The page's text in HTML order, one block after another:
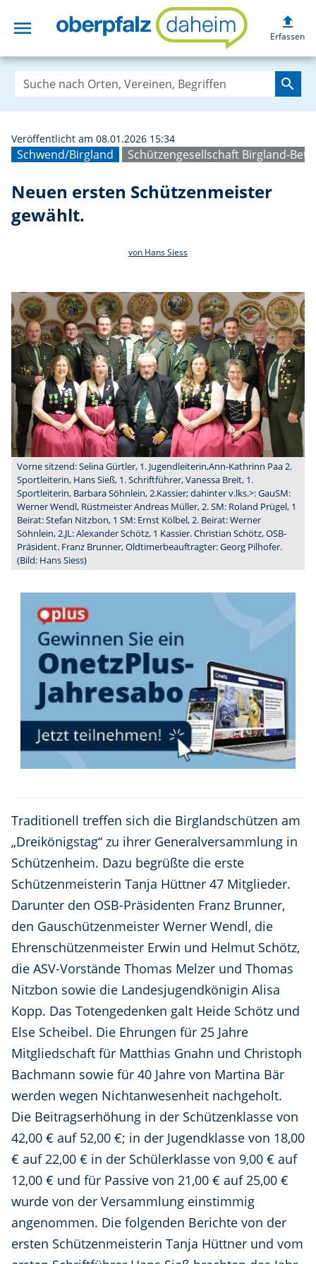
menu Neuen ersten
upload
Erfassen
search
Schwend/Birgland Schützengesellschaft Birgland-
Veröffentlicht am 08.01.2026 15:34
Neuen ersten Schützenmeister
gewählt.
von Hans Siess
Vorne sitzend: Selina Gürtler, 1. Jugendleiterin,Ann-Kathrinn Paa 2.
Sportleiterin, Hans Sieß, 1. Schriftführer, Vanessa Breit, 1.
Sportleiterin, Barbara Söhnlein, 2.Kassier; dahinter v.lks.>: GauSM:
Werner Wendl, Rüstmeister Andreas Müller, 2. SM: Roland Prügel, 1
Beirat: Stefan Nitzbon, 1 SM: Ernst Kölbel, 2. Beirat: Werner
Söhnlein, 2.JL: Alexander Schötz, 1 Kassier. Christian Schötz, OSB-
Präsident. Franz Brunner, Oldtimerbeauftragter: Georg Pilhofer.
(Bild: Hans Siess)
Traditionell treffen sich die Birglandschützen am
„Dreikönigstag“ zu ihrer Generalversammlung in
Schützenheim. Dazu begrüßte die erste
Schützenmeisterin Tanja Hüttner 47 Mitglieder.
Darunter den OSB-Präsidenten Franz Brunner,
den Gauschützenmeister Werner Wendl, die
Ehrenschützenmeister Erwin und Helmut Schötz,
die ASV-Vorstände Thomas Melzer und Thomas
Nitzbon sowie die Landesjugendkönigin Alisa
Kopp. Das Totengedenken galt Heide Schötz und
Else Scheibel. Die Ehrungen für 25 Jahre
Mitgliedschaft für Matthias Gnahn und Christoph
Bachmann sowie für 40 Jahre von Martina Bär
werden wegen Nichtanwesenheit nachgeholt.
Die Beitragserhöhung in der Schützenklasse von
42,00 € auf 52,00 €; in der Jugendklasse von 18,00
€ auf 22,00 € in der Schülerklasse von 9,00 € auf
12,00 € und für Passive von 21,00 € auf 25,00 €
wurde von der Versammlung einstimmig
angenommen. Die folgenden Berichte von der
ersten Schützenmeisterin Tanja Hüttner und vom